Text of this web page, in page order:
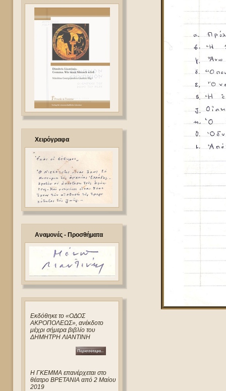
Χειρόγραφα
Αναμονές - Προσθήματα
Eκδόθηκε το «ΟΔΟΣ
ΑΚΡΟΠΟΛΕΩΣ», ανέκδοτο
μέχρι σήμερα βιβλίο του
ΔΗΜΗΤΡΗ ΛΙΑΝΤΙΝΗ
Η ΓΚΕΜΜΑ επανέρχεται στο
θέατρο ΒΡΕΤΑΝΙΑ από 2 Μαίου
2019